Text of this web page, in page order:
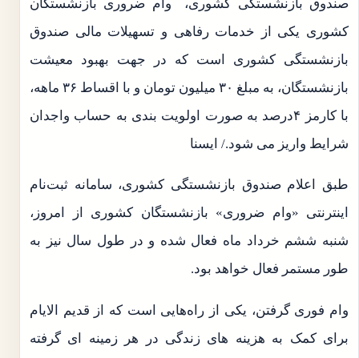
صندوق بازنشستگی کشوری، وام ضروری بازنشستگان
کشوری یکی از خدمات رفاهی و تسهیلات مالی صندوق
بازنشستگی کشوری است که در جهت بهبود معیشت
بازنشستگان، به مبلغ ۳۰ میلیون تومان و با اقساط ۳۶ ماهه،
با کارمز ۴درصد به صورت اولویت بندی به حساب واجدان
شرایط واریز می شود./ ایسنا
طبق اعلام صندوق بازنشستگی کشوری، سامانه ثبت‌نام
اینترنتی «وام ضروری» بازنشستگان کشوری از امروز،
شنبه ششم خرداد ماه فعال شده و در طول سال نیز به
طور مستمر فعال خواهد بود.
وام فوری گرفتن، یکی از راه‌هایی است که از قدیم الایام
برای کمک به هزینه های زندگی در هر زمینه ای گرفته